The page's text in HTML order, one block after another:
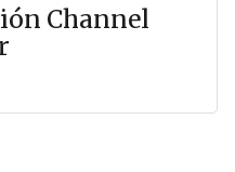
Channel